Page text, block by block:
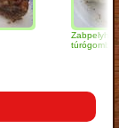
Zabpelyhes
túrógombóc